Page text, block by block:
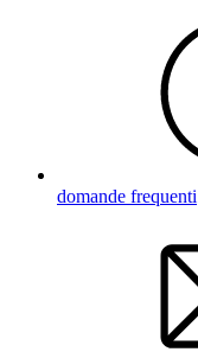
domande frequenti